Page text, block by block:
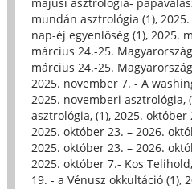
mundán asztrológia (1),
nap-éj egyenlőség (1), 2025.
március 24.-25.
március 24.-25.
2025. november 7. - A
2025. novemberi asztrológia,
asztrológia, (1), 2025. október
2025. október 23. – 2026.
2025. október 23. – 2026.
2025. október 7.- Kos
19. - a Vénusz okkultáció (1),